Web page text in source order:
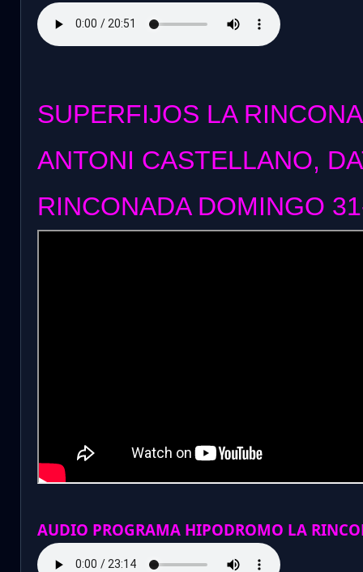
SUPERFIJOS LA
ANTONI CASTELLANO,
RINCONADA DOMINGO
AUDIO PROGRAMA HIPODROMO LA